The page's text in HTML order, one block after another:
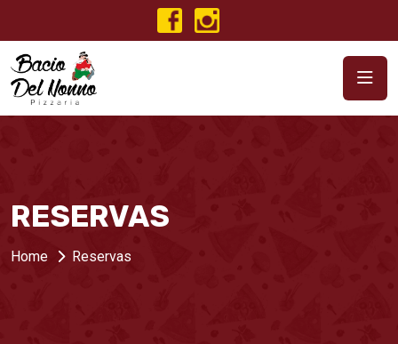
RESERVAS
Home Reservas